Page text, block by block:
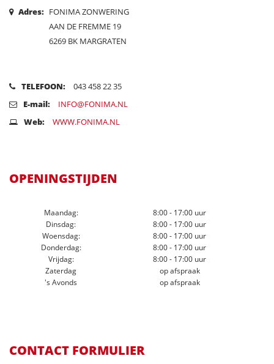
Adres: FONIMA ZONWERING
AAN DE FREMME 19
6269 BK MARGRATEN
TELEFOON:
043 458 22 35
E-mail:
INFO@FONIMA.NL
Web:
WWW.FONIMA.NL
OPENINGSTIJDEN
Maandag:
8:00 - 17:00 uur
Dinsdag:
8:00 - 17:00 uur
Woensdag:
8:00 - 17:00 uur
Donderdag:
8:00 - 17:00 uur
Vrijdag:
8:00 - 17:00 uur
Zaterdag
op afspraak
's Avonds
op afspraak
CONTACT FORMULIER